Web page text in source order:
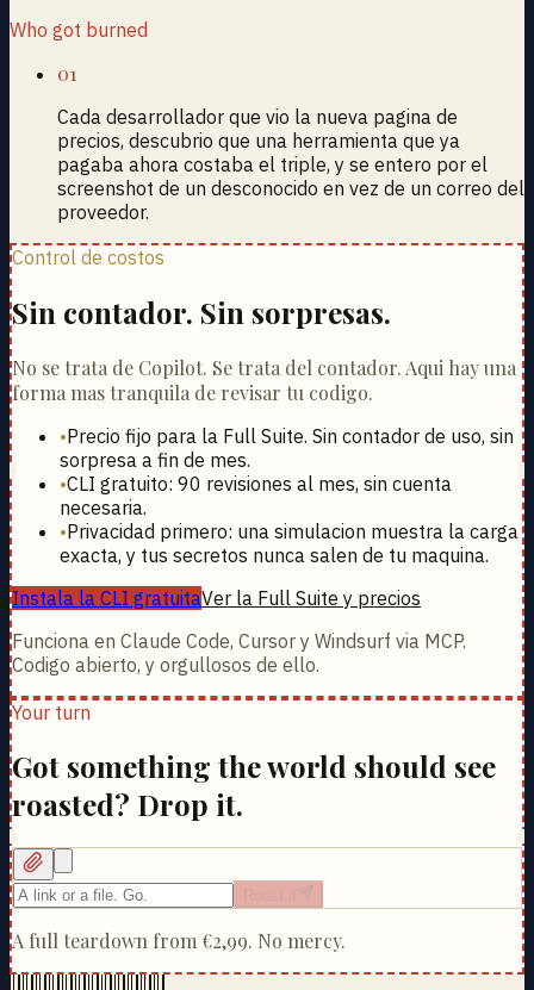
Who got burned
01
Cada desarrollador que vio la nueva pagina de
precios, descubrio que una herramienta que ya
pagaba ahora costaba el triple, y se entero por el
screenshot de un desconocido en vez de un correo del
proveedor.
Control de costos
Sin contador. Sin sorpresas.
No se trata de Copilot. Se trata del contador. Aqui hay una
forma mas tranquila de revisar tu codigo.
•Precio fijo para la Full Suite. Sin contador de uso, sin
sorpresa a fin de mes.
•CLI gratuito: 90 revisiones al mes, sin cuenta
necesaria.
•Privacidad primero: una simulacion muestra la carga
exacta, y tus secretos nunca salen de tu maquina.
Instala la CLI gratuitaVer la Full Suite y precios
Funciona en Claude Code, Cursor y Windsurf via MCP.
Codigo abierto, y orgullosos de ello.
Your turn
Got something the world should see
roasted? Drop it.
A full teardown from €2,99. No mercy.